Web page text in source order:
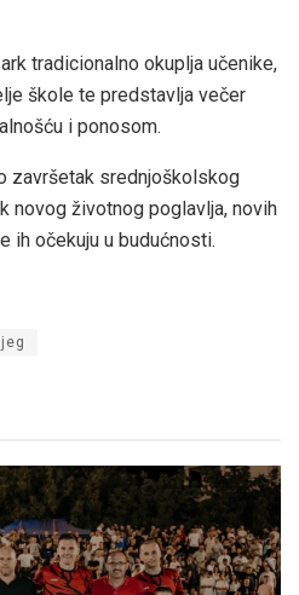
tradicionalno okuplja učenike,
škole te predstavlja večer
i ponosom.
završetak srednjoškolskog
novog životnog poglavlja, novih
ih očekuju u budućnosti.